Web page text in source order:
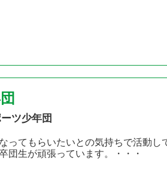
ツ少年団
ってもらいたいとの気持ちで活動
団生が頑張っています。・・・